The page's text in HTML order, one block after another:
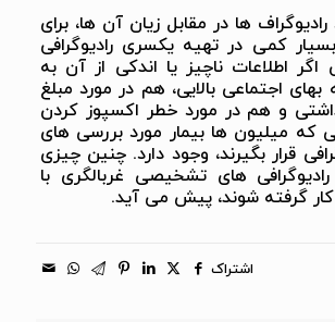
ها در مقابل زیان آن ها، برای
کمی در تهیه یکسری رادیوگرافی
اگر اطلاعات ناچیز یا اندکی از آن به
اجتماعی بالایی، هم در مورد مبلغ
و هم در مورد خطر اکسپوز کردن
که میلیون ها بیمار مورد بررسی های
قرار بگیرند، وجود دارد. چنین چیزی
های تشخیصی غربالگری با
کار گرفته شوند، پیش می آید.
اشتراک